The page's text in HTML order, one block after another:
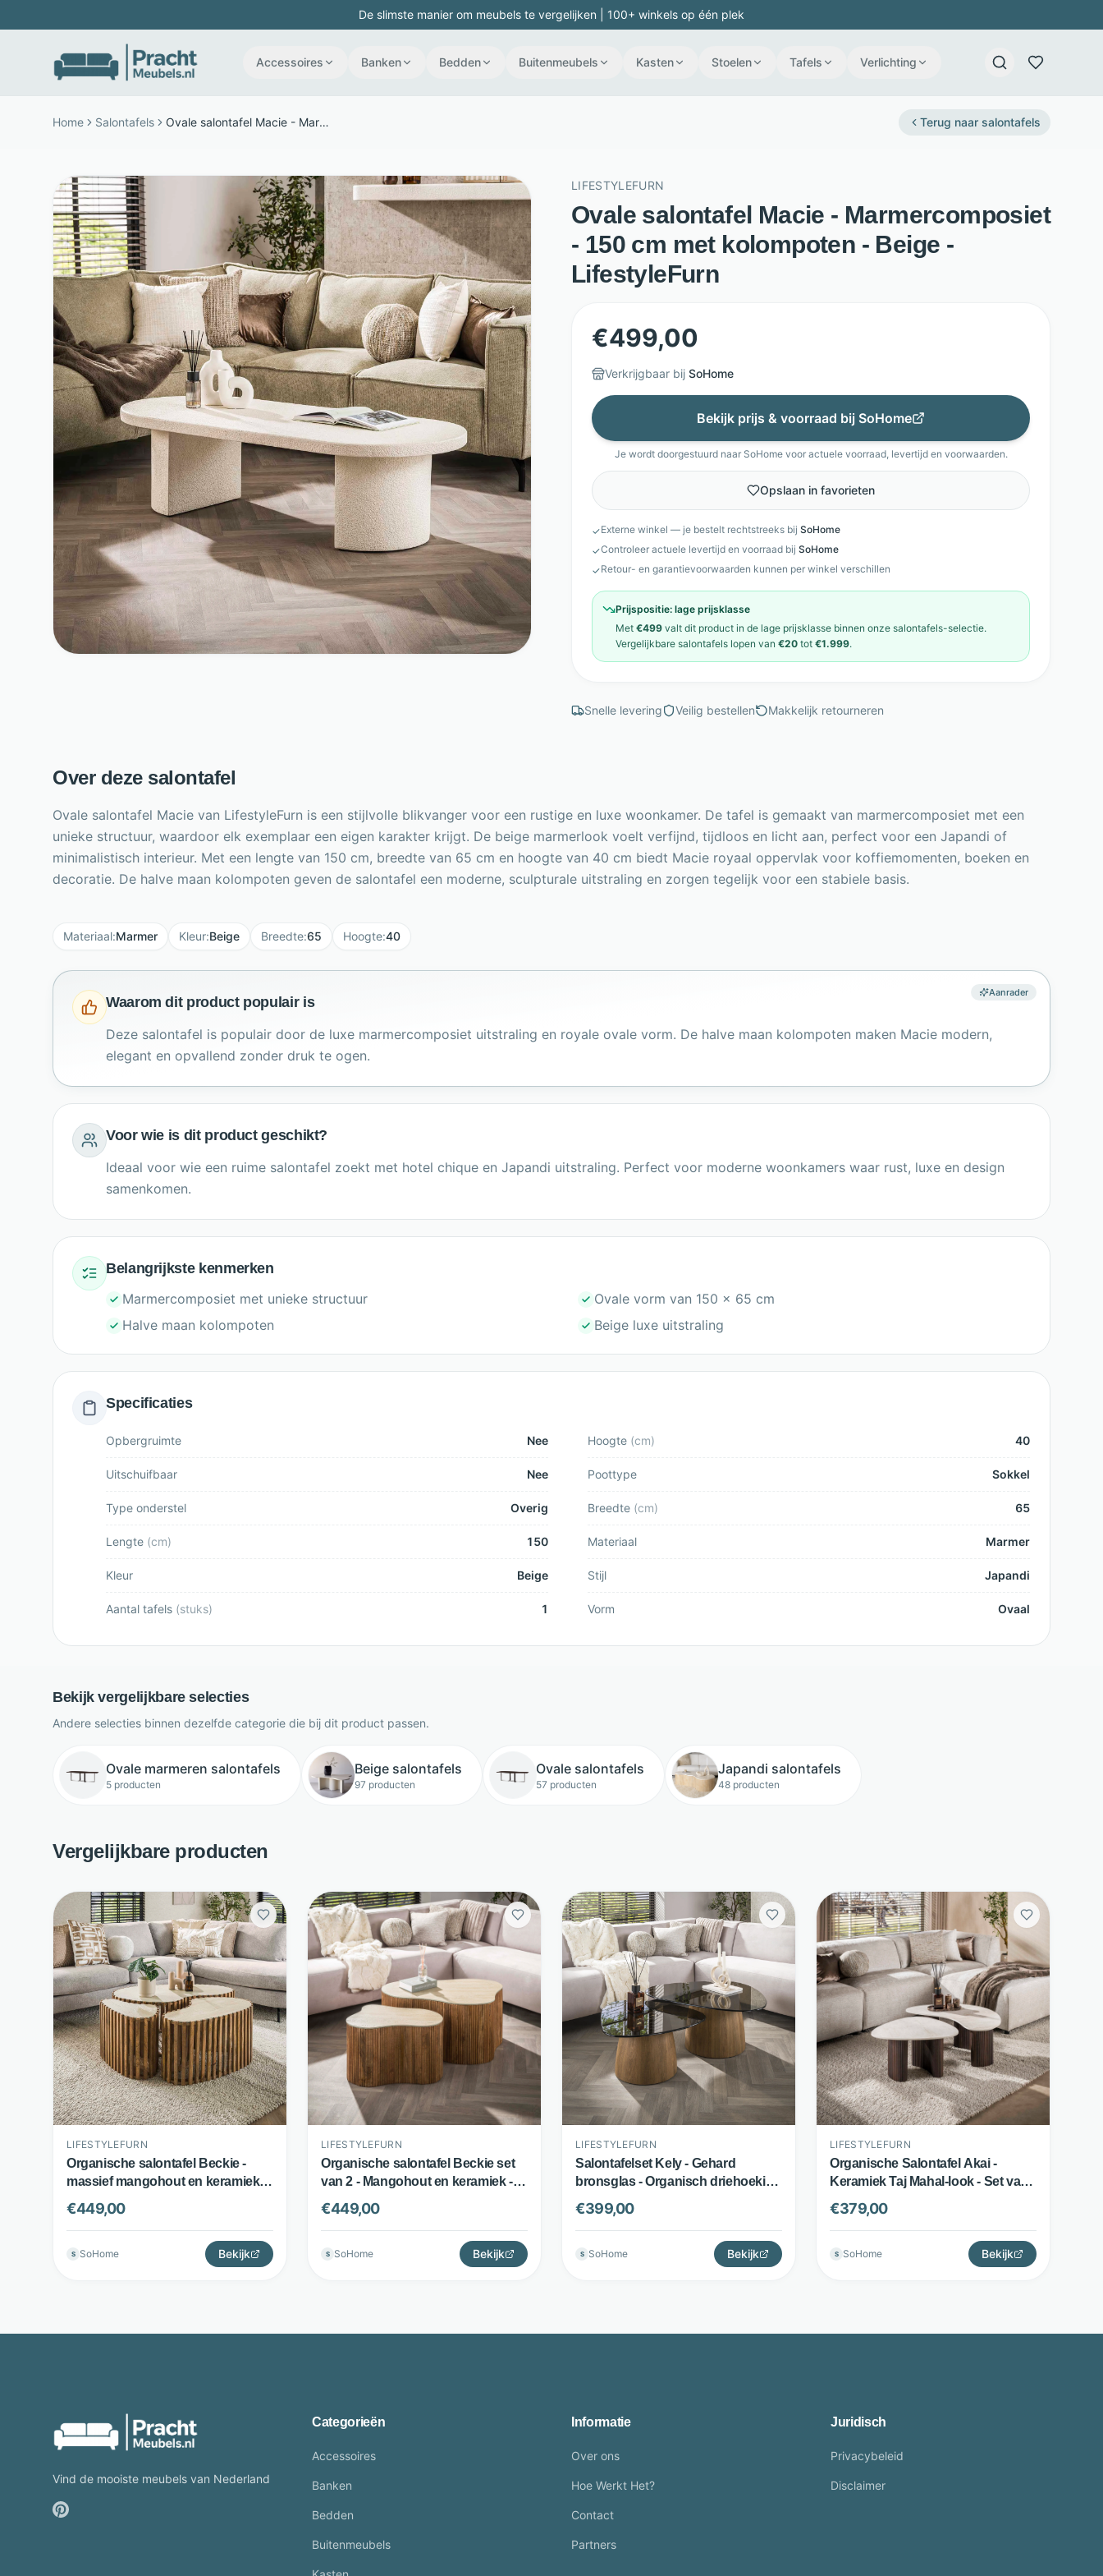
De slimste manier om meubels te vergelijken | 100+ winkels op één plek
Accessoires Banken Bedden Buitenmeubels Kasten Stoelen Tafels Verlichting
Home Salontafels Ovale salontafel Macie - Marmercomposiet - 150 cm met kolompoten - Beige - LifestyleFurn Terug naar salontafels
LIFESTYLEFURN
Ovale salontafel Macie - Marmercomposiet
- 150 cm met kolompoten - Beige -
LifestyleFurn
€499,00
Verkrijgbaar bij SoHome
Bekijk prijs & voorraad bij SoHome
Je wordt doorgestuurd naar SoHomevoor actuele voorraad, levertijd en voorwaarden.
Opslaan in favorieten
✓Externe winkel — je bestelt rechtstreeks bij SoHome
✓Controleer actuele levertijd en voorraad bij SoHome
✓Retour- en garantievoorwaarden kunnen per winkel verschillen
Prijspositie: lage prijsklasse
Met €499 valt dit product in de lage prijsklasse binnen onze salontafels-selectie.
Vergelijkbare salontafels lopen van €20 tot €1.999.
Snelle levering Veilig bestellen Makkelijk retourneren
Over deze salontafel
Ovale salontafel Macie van LifestyleFurn is een stijlvolle blikvanger voor een rustige en luxe woonkamer. De tafel is gemaakt van marmercomposiet met een
unieke structuur, waardoor elk exemplaar een eigen karakter krijgt. De beige marmerlook voelt verfijnd, tijdloos en licht aan, perfect voor een Japandi of
minimalistisch interieur. Met een lengte van 150 cm, breedte van 65 cm en hoogte van 40 cm biedt Macie royaal oppervlak voor koffiemomenten, boeken en
decoratie. De halve maan kolompoten geven de salontafel een moderne, sculpturale uitstraling en zorgen tegelijk voor een stabiele basis.
Materiaal:Marmer Kleur:Beige Breedte:65 Hoogte:40
Aanrader
Waarom dit product populair is
Deze salontafel is populair door de luxe marmercomposiet uitstraling en royale ovale vorm. De halve maan kolompoten maken Macie modern,
elegant en opvallend zonder druk te ogen.
Voor wie is dit product geschikt?
Ideaal voor wie een ruime salontafel zoekt met hotel chique en Japandi uitstraling. Perfect voor moderne woonkamers waar rust, luxe en design
samenkomen.
Belangrijkste kenmerken
Marmercomposiet met unieke structuur
Ovale vorm van 150 x 65 cm
Halve maan kolompoten
Beige luxe uitstraling
Specificaties
Opbergruimte Nee Hoogte (cm) 40
Uitschuifbaar Nee Poottype Sokkel
Type onderstel Overig Breedte (cm) 65
Lengte (cm) 150 Materiaal Marmer
Kleur Beige Stijl Japandi
Aantal tafels (stuks) 1 Vorm Ovaal
Bekijk vergelijkbare selecties
Andere selecties binnen dezelfde categorie die bij dit product passen.
Ovale marmeren salontafels
5 producten
Beige salontafels
97 producten
Ovale salontafels
57 producten
Japandi salontafels
48 producten
Vergelijkbare producten
LIFESTYLEFURN
Organische salontafel Beckie -
massief mangohout en keramiek -
set van 3 - zandkleur -
LifestyleFurn
€449,00
S SoHome Bekijk
LIFESTYLEFURN
Organische salontafel Beckie set
van 2 - Mangohout en keramiek -
Travertin-look blad - Bruin -
LifestyleFurn
€449,00
S SoHome Bekijk
LIFESTYLEFURN
Salontafelset Kely - Gehard
bronsglas - Organisch driehoekig
design set van 2 - Bruin -
LifestyleFurn
€399,00
S SoHome Bekijk
LIFESTYLEFURN
Organische Salontafel Akai -
Keramiek Taj Mahal-look - Set van
2 - Bruin - LifestyleFurn
€379,00
S SoHome Bekijk
Vind de mooiste meubels van Nederland
Categorieën
Accessoires
Banken
Bedden
Buitenmeubels
Informatie
Over ons
Hoe Werkt Het?
Contact
Partners
Juridisch
Privacybeleid
Disclaimer